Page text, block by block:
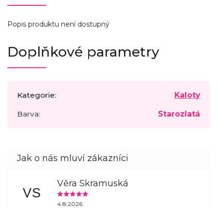
Popis produktu není dostupný
Doplňkové parametry
Kategorie: Kaloty
Barva: Starozlatá
VS
Věra Skramuská
4.8.2026